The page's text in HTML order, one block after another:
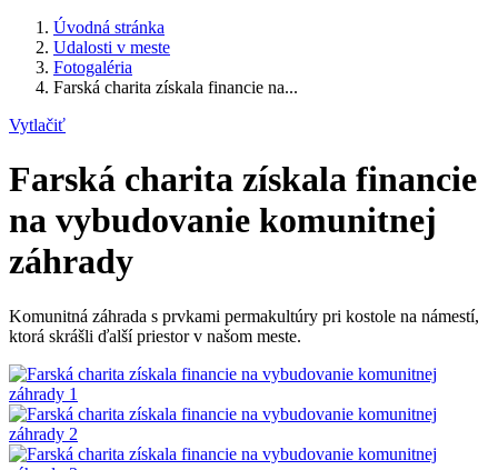
Úvodná stránka
Udalosti v meste
Fotogaléria
Farská charita získala financie na...
Vytlačiť
Farská charita získala financie
na vybudovanie komunitnej
záhrady
Komunitná záhrada s prvkami permakultúry pri kostole na námestí,
ktorá skrášli ďalší priestor v našom meste.